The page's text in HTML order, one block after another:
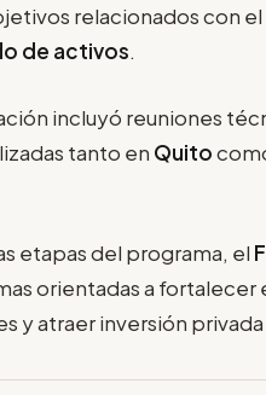
relacionados con
de activos.
incluyó reuniones
tanto en Quito
etapas del programa, el
orientadas a fortalecer
y atraer inversión